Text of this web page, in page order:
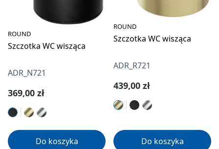
ROUND
Szczotka WC wisząca
ADR_N721
Cena regularna:
369,00 zł
Do koszyka
ROUND
Szczotka WC wisząca
ADR_R721
Cena regularna:
439,00 zł
Do koszyka